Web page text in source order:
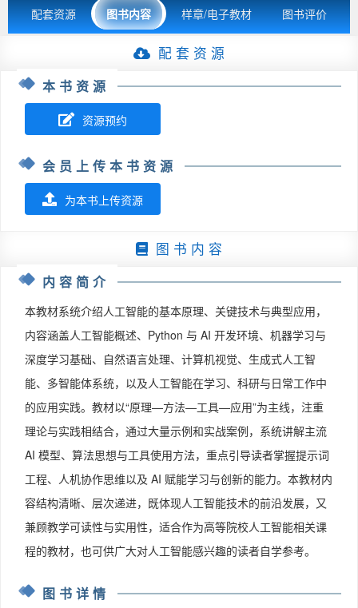
配套资源 图书内容 样章/电子教材 图书评价
配 套 资 源
本书资源
资源预约
会员上传本书资源
为本书上传资源
图 书 内 容
内容简介
本教材系统介绍人工智能的基本原理、关键技术与典型应用，
内容涵盖人工智能概述、Python 与 AI 开发环境、机器学习与
深度学习基础、自然语言处理、计算机视觉、生成式人工智
能、多智能体系统，以及人工智能在学习、科研与日常工作中
的应用实践。教材以“原理—方法—工具—应用”为主线，注重
理论与实践相结合，通过大量示例和实战案例，系统讲解主流
AI 模型、算法思想与工具使用方法，重点引导读者掌握提示词
工程、人机协作思维以及 AI 赋能学习与创新的能力。本教材内
容结构清晰、层次递进，既体现人工智能技术的前沿发展，又
兼顾教学可读性与实用性，适合作为高等院校人工智能相关课
程的教材，也可供广大对人工智能感兴趣的读者自学参考。
图书详情